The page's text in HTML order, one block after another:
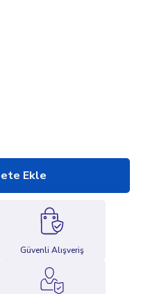
Güvenli Alışveriş